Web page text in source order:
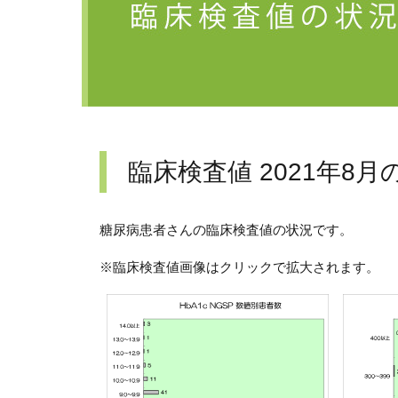
臨床検査値 2021年8月
糖尿病患者さんの臨床検査値の状況です。
※臨床検査値画像はクリックで拡大されます。